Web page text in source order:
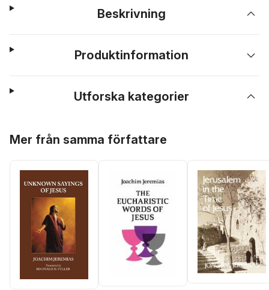
Beskrivning
Produktinformation
Utforska kategorier
Mer från samma författare